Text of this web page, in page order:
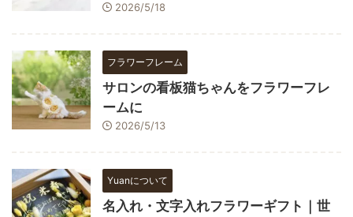
2026/5/18
フラワーフレーム
サロンの看板猫ちゃんをフラワーフレ
ームに
2026/5/13
Yuanについて
名入れ・文字入れフラワーギフト｜世